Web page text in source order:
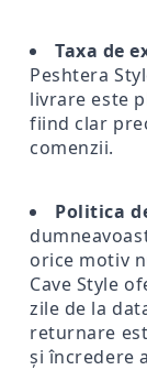
Taxa de
Peshtera
livrare este
fiind clar
comenzii.
Politica
orice motiv
Cave Style
zile de la
returnare
și încredere